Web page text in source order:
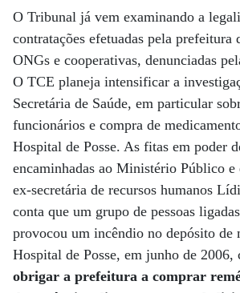
O Tribunal já vem examinando a
contratações efetuadas pela prefeitura
ONGs e cooperativas, denunciadas
O TCE planeja intensificar a
Secretária de Saúde, em particular
funcionários e compra de
Hospital de Posse. As fitas em poder
encaminhadas ao Ministério Público e
ex-secretária de recursos humanos
conta que um grupo de pessoas
provocou um incêndio no depósito de
Hospital de Posse, em junho de 2006,
obrigar a prefeitura a comprar